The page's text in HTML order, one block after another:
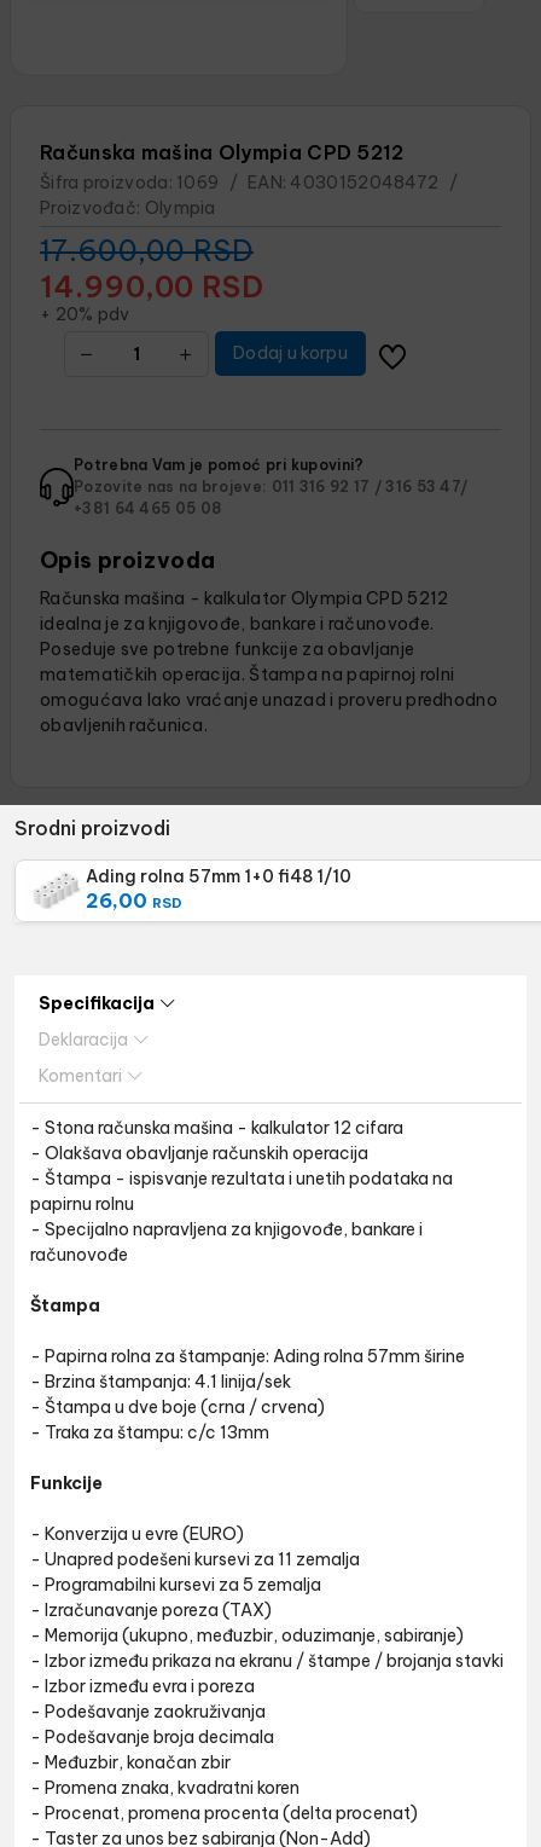
Računska mašina Olympia CPD 5212
Šifra proizvoda: 1069 / EAN: 4030152048472
/
Proizvođač: Olympia
17.600,00RSD
14.990,00 RSD
+ 20% pdv
Dodaj u korpu
Potrebna Vam je pomoć pri kupovini?
Pozovite nas na brojeve: 011 316 92 17 / 316 53 47/
+381 64 465 05 08
Opis proizvoda
Računska mašina - kalkulator Olympia CPD 5212
idealna je za knjigovođe, bankare i računovođe.
Poseduje sve potrebne funkcije za obavljanje
matematičkih operacija. Štampa na papirnoj rolni
omogućava lako vraćanje unazad i proveru predhodno
obavljenih računica.
Srodni proizvodi
Ading rolna 57mm 1+0 fi48 1/10
26,00 RSD
Specifikacija
Deklaracija
Komentari
- Stona računska mašina - kalkulator 12 cifara
- Olakšava obavljanje računskih operacija
- Štampa - ispisvanje rezultata i unetih podataka na
papirnu rolnu
- Specijalno napravljena za knjigovođe, bankare i
računovođe
Štampa
- Papirna rolna za štampanje: Ading rolna 57mm širine
- Brzina štampanja: 4.1 linija/sek
- Štampa u dve boje (crna / crvena)
- Traka za štampu: c/c 13mm
Funkcije
- Konverzija u evre (EURO)
- Unapred podešeni kursevi za 11 zemalja
- Programabilni kursevi za 5 zemalja
- Izračunavanje poreza (TAX)
- Memorija (ukupno, međuzbir, oduzimanje, sabiranje)
- Izbor između prikaza na ekranu / štampe / brojanja stavki
- Izbor između evra i poreza
- Podešavanje zaokruživanja
- Podešavanje broja decimala
- Međuzbir, konačan zbir
- Promena znaka, kvadratni koren
- Procenat, promena procenta (delta procenat)
- Taster za unos bez sabiranja (Non-Add)